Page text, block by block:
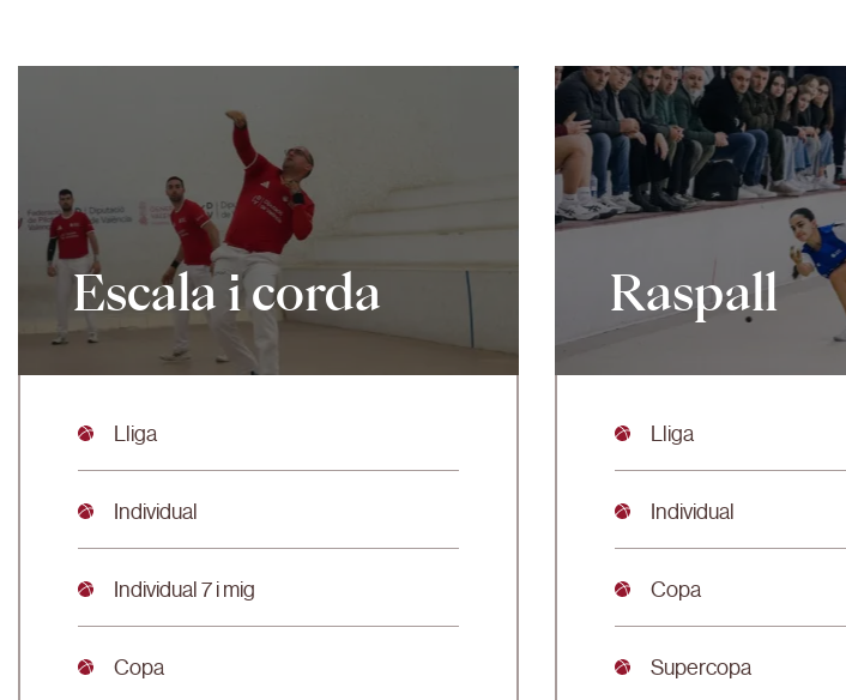
Escala i corda
Lliga
Individual
Individual 7 i mig
Copa
Raspall
Lliga
Individual
Copa
Supercopa